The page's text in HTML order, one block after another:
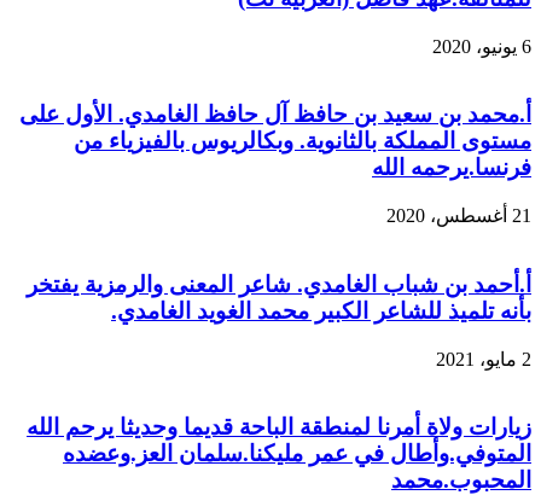
6 يونيو، 2020
أ.محمد بن سعيد بن حافظ آل حافظ الغامدي. الأول على
مستوى المملكة بالثانوية. وبكالريوس بالفيزياء من
فرنسا.يرحمه الله
21 أغسطس، 2020
أ.أحمد بن شباب الغامدي. شاعر المعنى والرمزية يفتخر
بأنه تلميذ للشاعر الكبير محمد الغويد الغامدي.
2 مايو، 2021
زيارات ولاة أمرنا لمنطقة الباحة قديما وحديثا يرحم الله
المتوفي.وأطال في عمر مليكنا.سلمان العز.وعضده
المحبوب.محمد